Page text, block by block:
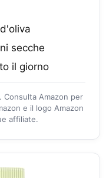
secche
il giorno
Consulta Amazon per
e il logo Amazon
affiliate.